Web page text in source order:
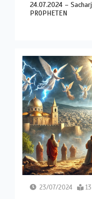
24.07.2024 –
PROPHETEN
23/07/2024